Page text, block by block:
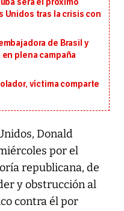
será el próximo
tras la crisis con
de Brasil y
plena campaña
víctima comparte
Donald
por el
republicana, de
y obstrucción al
contra él por